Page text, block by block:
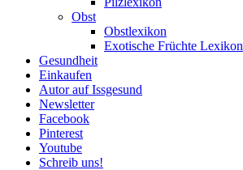
Obst
Obstlexikon
Exotische Früchte Lexikon
Gesundheit
Einkaufen
Autor auf Issgesund
Newsletter
Facebook
Pinterest
Youtube
Schreib uns!